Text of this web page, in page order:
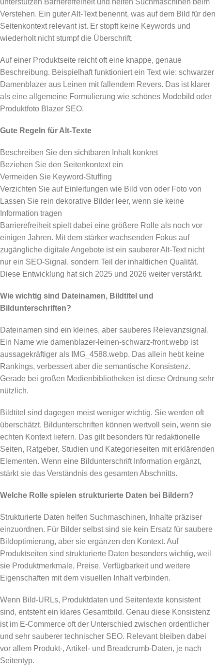
unterstützen Barrierefreiheit und helfen Suchmaschinen beim
Verstehen. Ein guter Alt-Text benennt, was auf dem Bild für den
Seitenkontext relevant ist. Er stopft keine Keywords und
wiederholt nicht stumpf die Überschrift.
Auf einer Produktseite reicht oft eine knappe, genaue
Beschreibung. Beispielhaft funktioniert ein Text wie: schwarzer
Damenblazer aus Leinen mit fallendem Revers. Das ist klarer
als eine allgemeine Formulierung wie schönes Modebild oder
Produktfoto Blazer SEO.
Gute Regeln für Alt-Texte
Beschreiben Sie den sichtbaren Inhalt konkret
Beziehen Sie den Seitenkontext ein
Vermeiden Sie Keyword-Stuffing
Verzichten Sie auf Einleitungen wie Bild von oder Foto von
Lassen Sie rein dekorative Bilder leer, wenn sie keine
Information tragen
Barrierefreiheit spielt dabei eine größere Rolle als noch vor
einigen Jahren. Mit dem stärker wachsenden Fokus auf
zugängliche digitale Angebote ist ein sauberer Alt-Text nicht
nur ein SEO-Signal, sondern Teil der inhaltlichen Qualität.
Diese Entwicklung hat sich 2025 und 2026 weiter verstärkt.
Wie wichtig sind Dateinamen, Bildtitel und
Bildunterschriften?
Dateinamen sind ein kleines, aber sauberes Relevanzsignal.
Ein Name wie damenblazer-leinen-schwarz-front.webp ist
aussagekräftiger als IMG_4588.webp. Das allein hebt keine
Rankings, verbessert aber die semantische Konsistenz.
Gerade bei großen Medienbibliotheken ist diese Ordnung sehr
nützlich.
Bildtitel sind dagegen meist weniger wichtig. Sie werden oft
überschätzt. Bildunterschriften können wertvoll sein, wenn sie
echten Kontext liefern. Das gilt besonders für redaktionelle
Seiten, Ratgeber, Studien und Kategorieseiten mit erklärenden
Elementen. Wenn eine Bildunterschrift Information ergänzt,
stärkt sie das Verständnis des gesamten Abschnitts.
Welche Rolle spielen strukturierte Daten bei Bildern?
Strukturierte Daten helfen Suchmaschinen, Inhalte präziser
einzuordnen. Für Bilder selbst sind sie kein Ersatz für saubere
Bildoptimierung, aber sie ergänzen den Kontext. Auf
Produktseiten sind strukturierte Daten besonders wichtig, weil
sie Produktmerkmale, Preise, Verfügbarkeit und weitere
Eigenschaften mit dem visuellen Inhalt verbinden.
Wenn Bild-URLs, Produktdaten und Seitentexte konsistent
sind, entsteht ein klares Gesamtbild. Genau diese Konsistenz
ist im E-Commerce oft der Unterschied zwischen ordentlicher
und sehr sauberer technischer SEO. Relevant bleiben dabei
vor allem Produkt-, Artikel- und Breadcrumb-Daten, je nach
Seitentyp.